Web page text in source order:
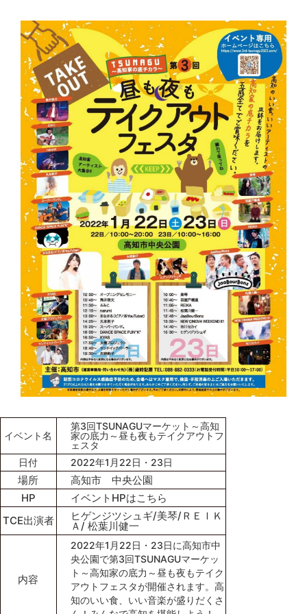
イベント名
第3回TSUNAGUマーケット～高知
家の底力～昼も夜もテイクアウトフ
ェスタ
日付
2022年1月22日・23日
場所
高知市 中央公園
HP
イベントHPはこちら
TCE出演者
ヒゲンジツシュギ/美琴/ＲＥＩＫ
Ａ/ 松葉川健一
内容
2022年1月22日・23日に高知市中
央公園で第3回TSUNAGUマーケッ
ト～高知家の底力～昼も夜もテイク
アウトフェスタが開催されます。高
知のいい食、いい音楽が盛りだくさ